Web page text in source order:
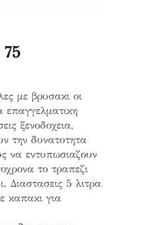
με βρυσακι οι
επαγγελματικη
ξενοδοχεια,
την δυνατοτητα
να εντυπωσιαζουν
το τραπεζι
Διαστασεις 5 λιτρα
καπακι για